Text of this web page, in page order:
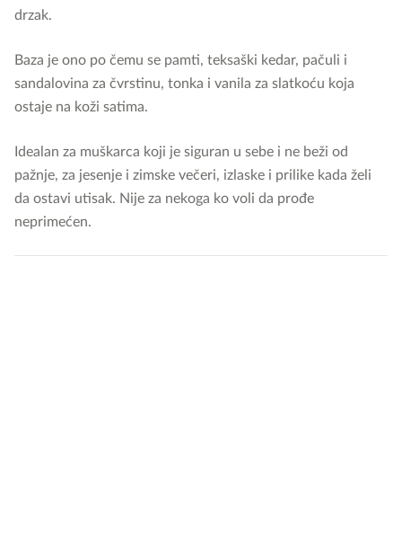
drzak.
Baza je ono po čemu se pamti, teksaški kedar, pačuli i
sandalovina za čvrstinu, tonka i vanila za slatkoću koja
ostaje na koži satima.
Idealan za muškarca koji je siguran u sebe i ne beži od
pažnje, za jesenje i zimske večeri, izlaske i prilike kada želi
da ostavi utisak. Nije za nekoga ko voli da prođe
neprimećen.